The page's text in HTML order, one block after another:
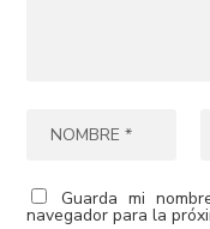
Guarda mi
navegador para la